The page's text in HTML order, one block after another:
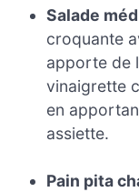
Salade
croquante
apporte de
vinaigrette
en
assiette.
Pain pita